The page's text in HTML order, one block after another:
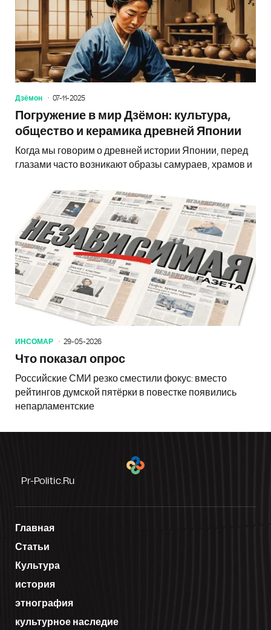
Дзёмон 07-11-2025
Погружение в мир Дзёмон: культура,
общество и керамика древней Японии
Когда мы говорим о древней истории Японии, перед
глазами часто возникают образы самураев, храмов и
ИНСОМАР 29-05-2026
Что показал опрос
Российские СМИ резко сместили фокус: вместо
рейтингов думской пятёрки в повестке появились
непарламентские
Pr-Politic.ru
Главная
Статьи
Культура
история
этнография
культурное наследие